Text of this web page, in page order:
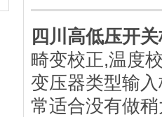
四川高低压开
畸变校正,温度
变压器类型输
常适合没有做